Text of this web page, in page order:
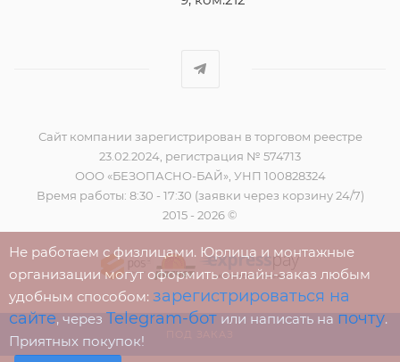
Сайт компании зарегистрирован в торговом реестре
23.02.2024, регистрация № 574713
ООО «БЕЗОПАСНО-БАЙ», УНП 100828324
Время работы: 8:30 - 17:30 (заявки через корзину 24/7)
2015 - 2026 ©
Не работаем с физлицами. Юрлица и монтажные
организации могут оформить онлайн-заказ любым
удобным способом: зарегистрироваться на
сайте, через Telegram-бот или написать на почту.
Приятных покупок!